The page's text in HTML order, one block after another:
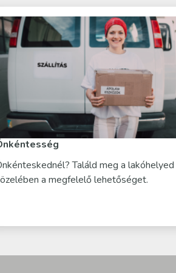
Találd meg a lakóhelyed
a megfelelő lehetőséget.